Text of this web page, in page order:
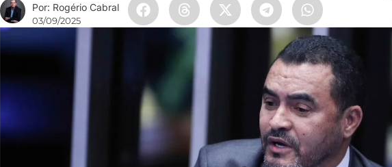
Por: Rogério Cabral
03/09/2025